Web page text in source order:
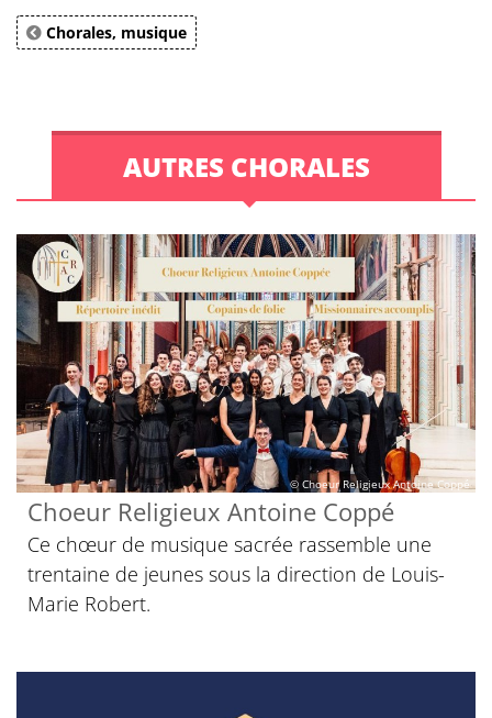
Chorales, musique
AUTRES CHORALES
© Choeur Religieux Antoine Coppé
Choeur Religieux Antoine Coppé
Ce chœur de musique sacrée rassemble une
trentaine de jeunes sous la direction de Louis-
Marie Robert.